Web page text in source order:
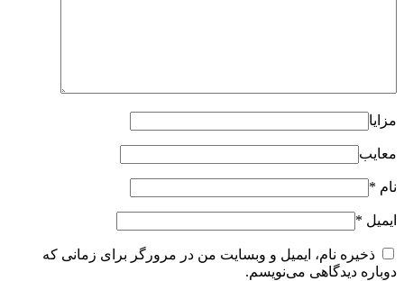
مزایا
معایب
نام *
ایمیل *
ذخیره نام، ایمیل و وبسایت من در مرورگر برای زمانی که
دوباره دیدگاهی می‌نویسم.